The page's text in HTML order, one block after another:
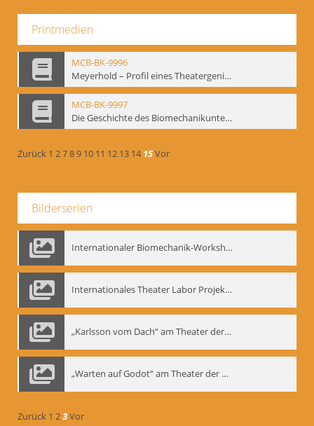
Printmedien
MCB-BK-9996
Meyerhold – Profil eines Theatergenies. Vortrag. Arbeitsdemonstration - interne Signatur: BM-prt-203
MCB-BK-9997
Die Geschichte des Biomechanikunterrichts im Theater der Satire - interne Signatur: BM-prt-204
Zurück 1 2789 10 11 12 13 14 15Vor
Bilderserien
Internationaler Biomechanik-Workshop, Moskau 1993
Internationales Theater Labor Projekt: Play Don Juan
„Karlsson vom Dach“ am Theater der Satire, Moskau 1985
„Warten auf Godot“ am Theater der Saire, Moskau 1980er
Zurück 1 23Vor